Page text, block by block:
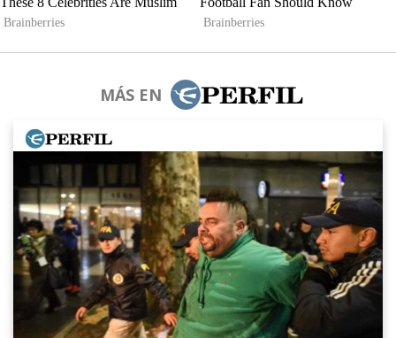
MÁS EN